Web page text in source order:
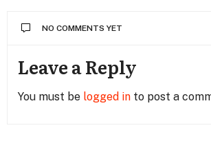
NO COMMENTS YET
Leave a Reply
You must be logged in to post a